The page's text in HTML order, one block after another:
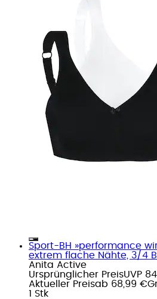
Sport-BH »performance
extrem flache Nähte, 3/4
Anita Active
Ursprünglicher PreisUVP
Aktueller Preisab 68,99 €
1 Stk